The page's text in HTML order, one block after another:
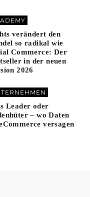
verändert den
so radikal wie
Commerce: Der
in der neuen
2026
Leader oder
– wo Daten
versagen